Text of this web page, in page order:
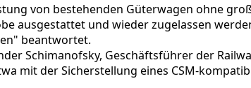
von bestehenden Güterwagen ohne
ausgestattet und wieder zugelassen
beantwortet.
Schimanofsky, Geschäftsführer der
mit der Sicherstellung eines CSM-